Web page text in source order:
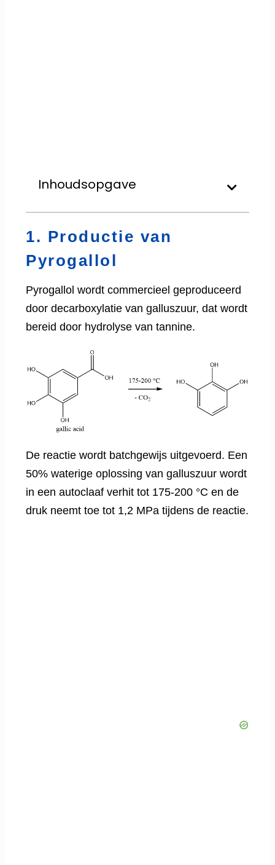
Inhoudsopgave
1. Productie van
Pyrogallol
Pyrogallol wordt commercieel geproduceerd
door decarboxylatie van galluszuur, dat wordt
bereid door hydrolyse van tannine.
De reactie wordt batchgewijs uitgevoerd. Een
50% waterige oplossing van galluszuur wordt
in een autoclaaf verhit tot 175-200 °C en de
druk neemt toe tot 1,2 MPa tijdens de reactie.